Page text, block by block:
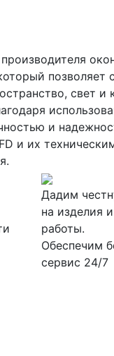
позволяет
свет и
и
и их
Дадим
на изделия
работы.
Обеспечим
сервис 24/7